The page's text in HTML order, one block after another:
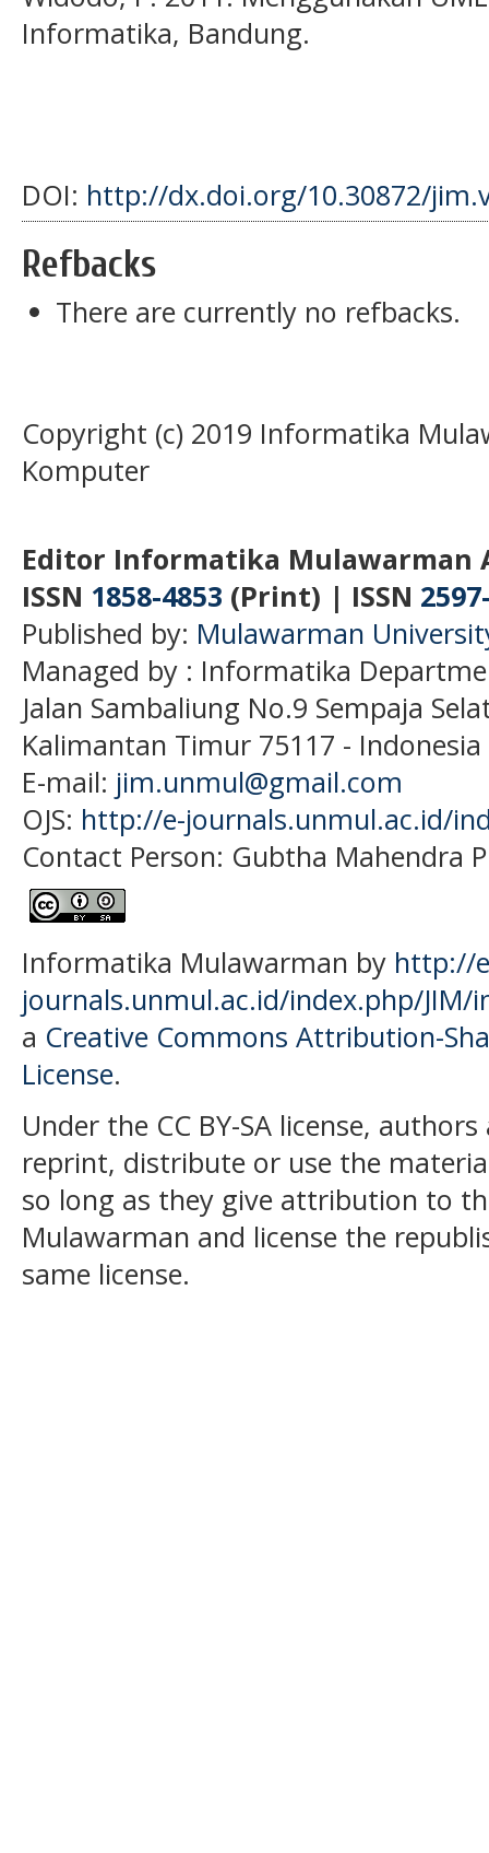
Informatika, Bandung.
DOI: http://dx.doi.org/10.30872/
Refbacks
There are currently no refbacks.
Copyright (c) 2019 Informatika
Komputer
Editor Informatika Mulawarman
ISSN 1858-4853 (Print) | ISSN
Published by: Mulawarman
Managed by : Informatika
Jalan Sambaliung No.9 Sempaja
Kalimantan Timur 75117 - Indonesia
E-mail: jim.unmul@gmail.com
OJS: http://e-journals.unmul.ac.id/
Contact Person: Gubtha Mahendra
Informatika Mulawarman by http://
journals.unmul.ac.id/index.php/JIM/
a Creative Commons Attribution-
License.
Under the CC BY-SA license,
reprint, distribute or use the
so long as they give attribution to
Mulawarman and license the
same license.